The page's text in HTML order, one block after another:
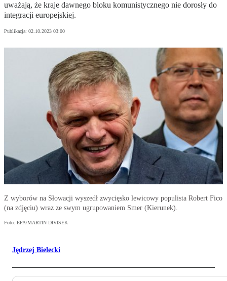
uważają, że kraje dawnego bloku komunistycznego nie dorosły do
integracji europejskiej.
Publikacja: 02.10.2023 03:00
Z wyborów na Słowacji wyszedł zwycięsko lewicowy populista Robert Fico
(na zdjęciu) wraz ze swym ugrupowaniem Smer (Kierunek).
Foto: EPA/MARTIN DIVISEK
Jędrzej Bielecki